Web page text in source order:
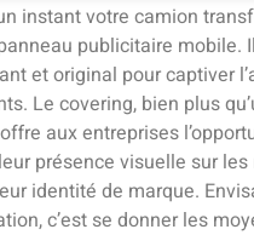
instant votre camion
publicitaire mobile.
et original pour captiver
Le covering, bien plus
aux entreprises
présence visuelle sur
identité de marque.
c’est se donner les